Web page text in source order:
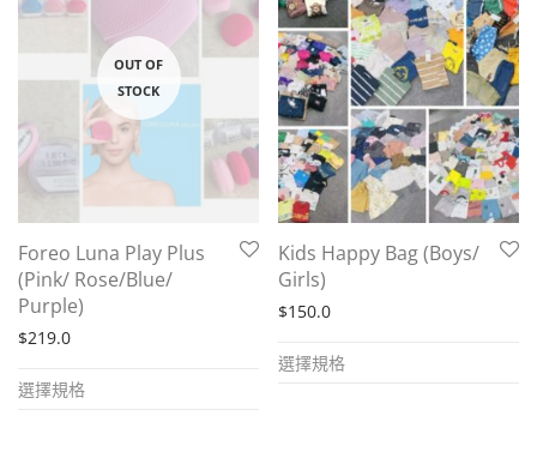
Foreo Luna Play Plus
(Pink/ Rose/Blue/
Purple)
$219.0
選擇規格
product
Kids Happy Bag (Boys/
Girls)
$150.0
選擇規格
product